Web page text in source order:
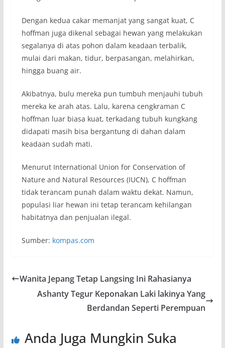
Dengan kedua cakar memanjat yang sangat kuat, C
hoffman juga dikenal sebagai hewan yang melakukan
segalanya di atas pohon dalam keadaan terbalik,
mulai dari makan, tidur, berpasangan, melahirkan,
hingga buang air.
Akibatnya, bulu mereka pun tumbuh menjauhi tubuh
mereka ke arah atas. Lalu, karena cengkraman C
hoffman luar biasa kuat, terkadang tubuh kungkang
didapati masih bisa bergantung di dahan dalam
keadaan sudah mati.
Menurut International Union for Conservation of
Nature and Natural Resources (IUCN), C hoffman
tidak terancam punah dalam waktu dekat. Namun,
populasi liar hewan ini tetap terancam kehilangan
habitatnya dan penjualan ilegal.
Sumber: kompas.com
Wanita Jepang Tetap Langsing Ini Rahasianya
Ashanty Tegur Keponakan Laki lakinya Yang
Berdandan Seperti Perempuan
Anda Juga Mungkin Suka